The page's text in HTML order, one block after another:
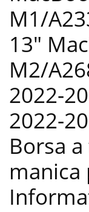
M1/
13″
M2/
2022-
2022-
Borsa
manica